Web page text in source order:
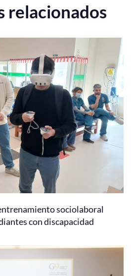
relacionados
sociolaboral
con discapacidad